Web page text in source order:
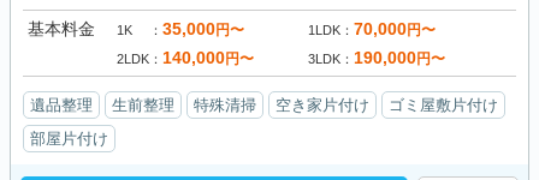
基本料金 1K 35,000円〜 1LDK 70,000円〜
2LDK 140,000円〜 3LDK 190,000円〜
遺品整理 生前整理 特殊清掃 空き家片付け
ゴミ屋敷片付け
部屋片付け